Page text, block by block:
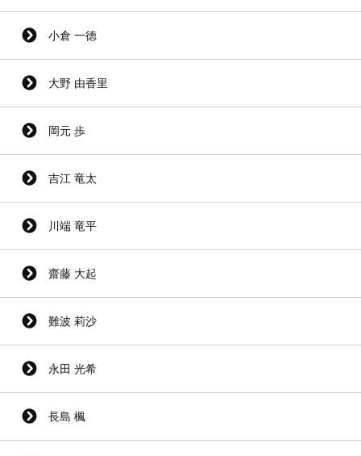
小倉 一徳
大野 由香里
岡元 歩
吉江 竜太
川端 竜平
齋藤 大起
難波 莉沙
永田 光希
長島 楓